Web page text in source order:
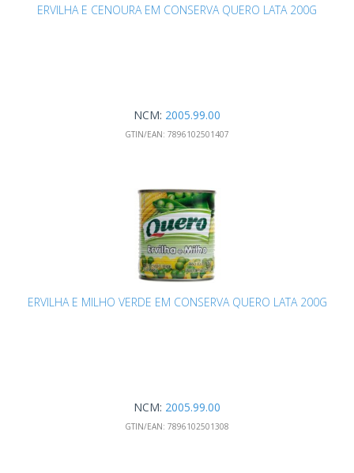
ERVILHA E CENOURA EM CONSERVA QUERO LATA 200G
NCM: 2005.99.00
GTIN/EAN: 7896102501407
ERVILHA E MILHO VERDE EM CONSERVA QUERO LATA 200G
NCM: 2005.99.00
GTIN/EAN: 7896102501308